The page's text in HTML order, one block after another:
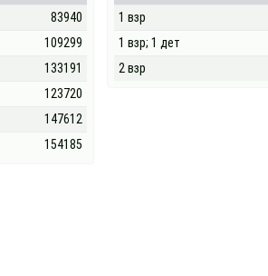
83940
109299
133191
123720
147612
154185
1 взр
1 взр; 1 дет
2 взр